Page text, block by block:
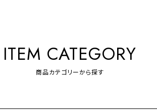
ITEM CATEGORY
商品カテゴリーから探す